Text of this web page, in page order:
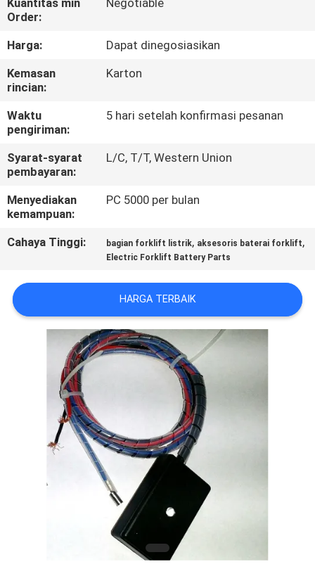
KONTROL
KUALITAS
HUBUNGI
KAMI
BERITA
SITEMAP
KEBIJAKAN
PRIVASI
Kuantitas min
Order:
Negotiable
Harga:
Dapat dinegosiasikan
Kemasan
rincian:
Karton
Waktu
pengiriman:
5 hari setelah konfirmasi pesanan
Syarat-syarat
pembayaran:
L/C, T/T, Western Union
Menyediakan
kemampuan:
PC 5000 per bulan
Cahaya Tinggi: bagian forklift listrik, aksesoris baterai forklift,
Electric Forklift Battery Parts
HARGA TERBAIK